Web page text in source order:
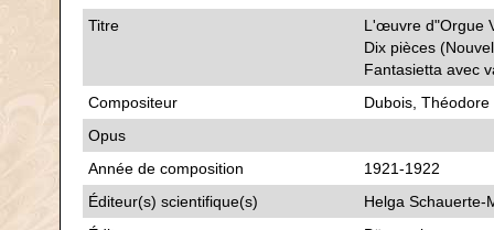
Titre
L'œuvre d"Orgue
Dix pièces
Fantasietta avec
Compositeur
Dubois, Théodore
Opus
Année de composition
1921-1922
Éditeur(s) scientifique(s)
Helga Schauerte-